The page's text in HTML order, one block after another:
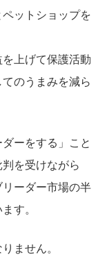
ットショップを
上げて保護活動
のうまみを減ら
ーをする」こと
を受けながら
ーダー市場の半
す。
ません。